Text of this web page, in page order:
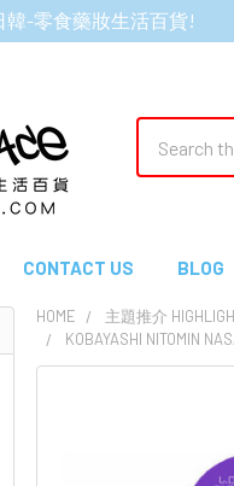
韓-零食藥妝生活百貨!
CONTACT US BLOG
HOME 主題推介
KOBAYASHI NITOMIN